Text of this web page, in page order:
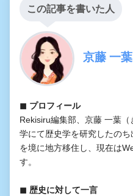
この記事を書いた人
京藤 一葉
◼︎ プロフィール
Rekisiru編集部、京藤 一葉
学にて歴史学を研究したの
を境に地方移住し、現在は
す。
◼︎ 歴史に対して一言